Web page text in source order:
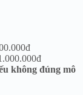
không đúng mô